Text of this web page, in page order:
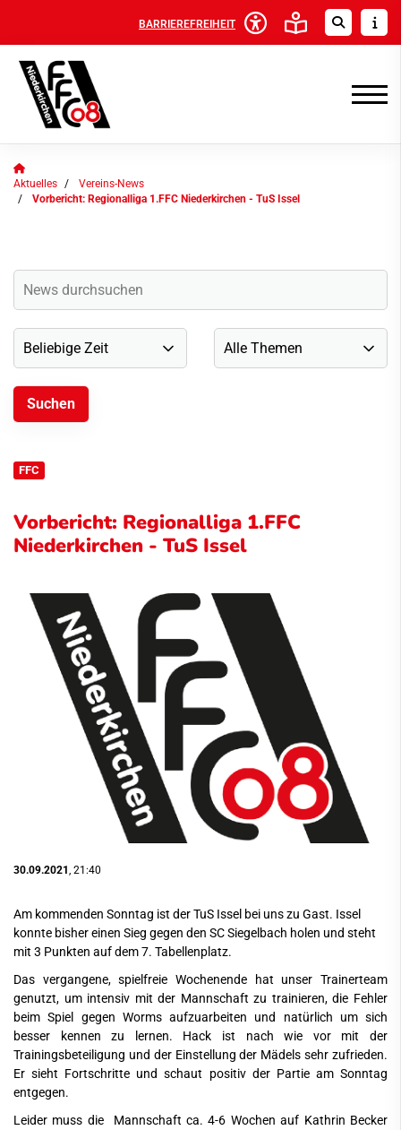
BARRIEREFREIHEIT
Aktuelles
Vereins-News
Vorbericht: Regionalliga 1.FFC Niederkirchen - TuS Issel
FFC
Vorbericht: Regionalliga 1.FFC
Niederkirchen - TuS Issel
30.09.2021 , 21:40
Am kommenden Sonntag ist der TuS Issel bei uns zu Gast. Issel
konnte bisher einen Sieg gegen den SC Siegelbach holen und steht
mit 3 Punkten auf dem 7. Tabellenplatz.
Das vergangene, spielfreie Wochenende hat unser Trainerteam
genutzt, um intensiv mit der Mannschaft zu trainieren, die Fehler
beim Spiel gegen Worms aufzuarbeiten und natürlich um sich
besser kennen zu lernen. Hack ist nach wie vor mit der
Trainingsbeteiligung und der Einstellung der Mädels sehr zufrieden.
Er sieht Fortschritte und schaut positiv der Partie am Sonntag
entgegen.
Leider muss die Mannschaft ca. 4-6 Wochen auf Kathrin Becker